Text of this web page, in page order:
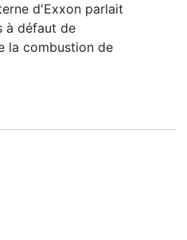
d'Exxon parlait
à défaut de
la combustion de